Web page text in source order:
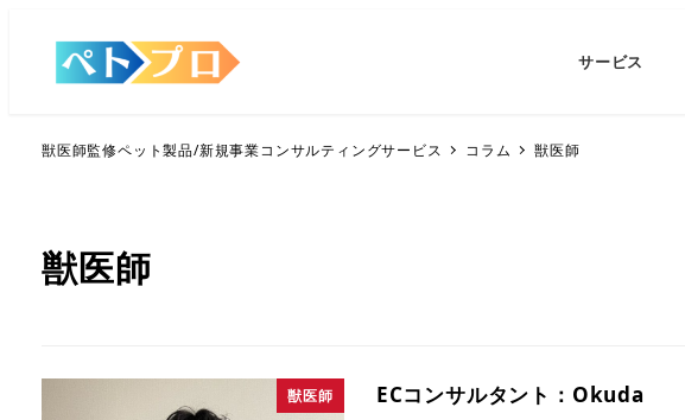
サービス
獣医師監修ペット製品/新規事業コンサルティングサービス コラム 獣医師
獣医師
獣医師 ECコンサルタント：Okuda